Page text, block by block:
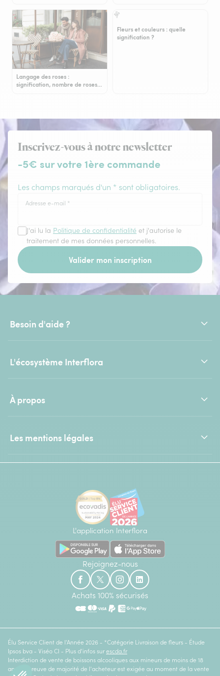
Langage des roses :
signification, nombre de roses…
Fleurs et couleurs : quelle
signification ?
Inscrivez-vous à notre newsletter
-5€ sur votre 1ère commande
Les champs marqués d'un * sont obligatoires.
Adresse e-mail *
J'ai lu la Politique de confidentialité et j'autorise le
traitement de mes données personnelles.
Valider mon inscription
Besoin d'aide ?
L'écosystème Interflora
À propos
Les mentions légales
L'application Interflora
Rejoignez-nous
Achats 100% sécurisés
Élu Service Client de l'Année 2026 - *Catégorie Livraison de fleurs - Étude
Ipsos bva - Viséo CI - Plus d'infos sur escda.fr
Interdiction de vente de boissons alcooliques aux mineurs de moins de 18
ans. La preuve de majorité de l'acheteur est exigée au moment de la vente